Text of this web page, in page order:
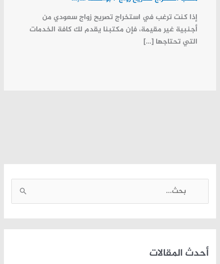
إذا كنت ترغب في استخراج تصريح زواج سعودي من
أجنبية غير مقيمة، فإن مكتبنا يقدم لك كافة الخدمات
التي تحتاجها […]
ل
ث
أحدث المقالات